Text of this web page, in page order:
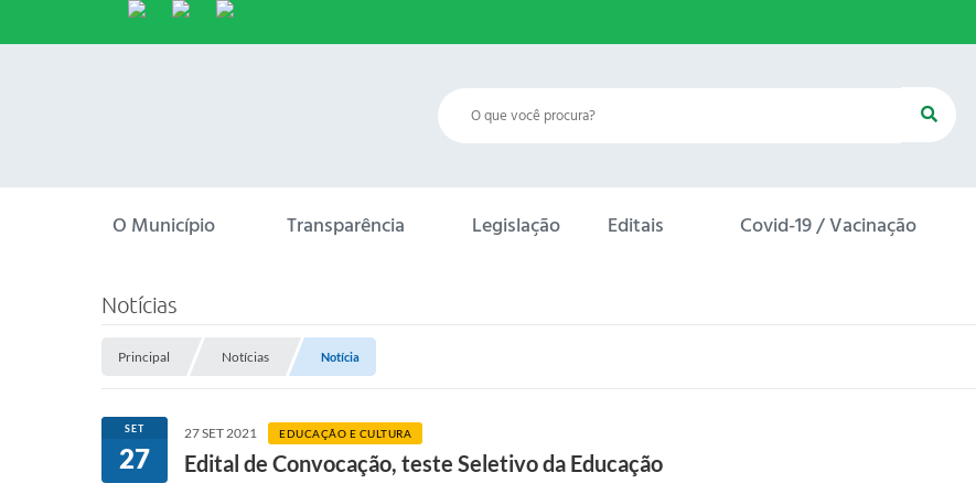
O Município Transparência Legislação Editais Covid-19 / Vacinação
Notícias
Principal Notícias Notícia
SET
27
27 SET 2021 EDUCAÇÃO E CULTURA
Edital de Convocação, teste Seletivo da Educação